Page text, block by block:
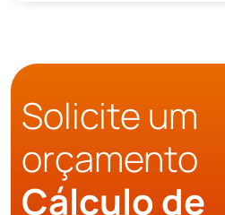
Solicite um
orçamento
Cálculo de